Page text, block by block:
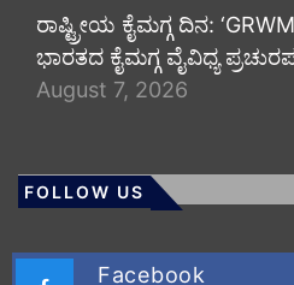
ರಾಷ್ಟ್ರೀಯ ಕೈಮಗ್ಗ ದಿನ:
ಭಾರತದ ಕೈಮಗ್ಗ ವೈವಿಧ್ಯ
August 7, 2026
FOLLOW US
Facebook